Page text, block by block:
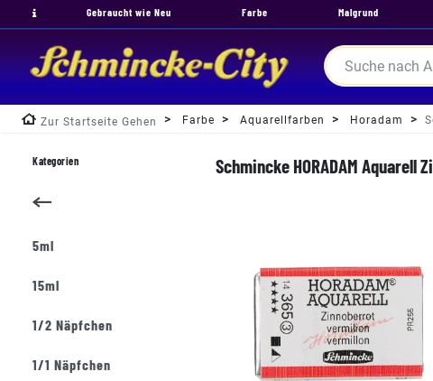
Gebraucht wie Neu Farbe Malgrund
Zur Startseite Gehen Farbe Aquarellfarben Horadam
Schmincke HORADAM Aquarell
Kategorien
5ml
15ml
1/2 Näpfchen
1/1 Näpfchen